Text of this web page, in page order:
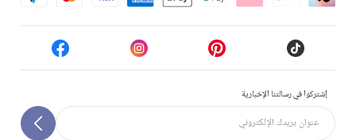
إشتركوا في رسالتنا الإخبارية